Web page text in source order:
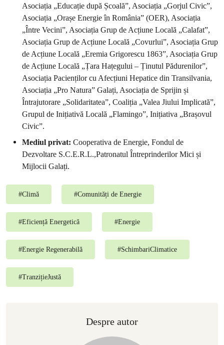
Asociația „Educație după Școală”, Asociația „Gorjul Civic”,
Asociația „Orașe Energie în România” (OER), Asociația
„Între Vecini”, Asociația Grup de Acțiune Locală „Calafat”,
Asociația Grup de Acțiune Locală „Covurlui”, Asociația Grup
de Acțiune Locală „Eremia Grigorescu 1863”, Asociația Grup
de Acțiune Locală „Țara Hațegului – Ținutul Pădurenilor”,
Asociația Pacienților cu Afecțiuni Hepatice din Transilvania,
Asociația „Pro Natura” Galați, Asociația de Sprijin și
Întrajutorare „Solidaritatea”, Coaliția „Valea Jiului Implicată”,
Grupul de Inițiativă Locală „Flamingo”, Inițiativa „Brașovul
Civic”.
Mediul privat: Cooperativa de Energie, Fondul de
Dezvoltare S.C.E.R.L.,Patronatul Întreprinderilor Mici și
Mijlocii Galați.
#Climă #Comunități de Energie
#Eficiență Energetică #Energie
#Energie Regenerabilă #SchimbariClimatice
#TranzițieJustă
Despre autor